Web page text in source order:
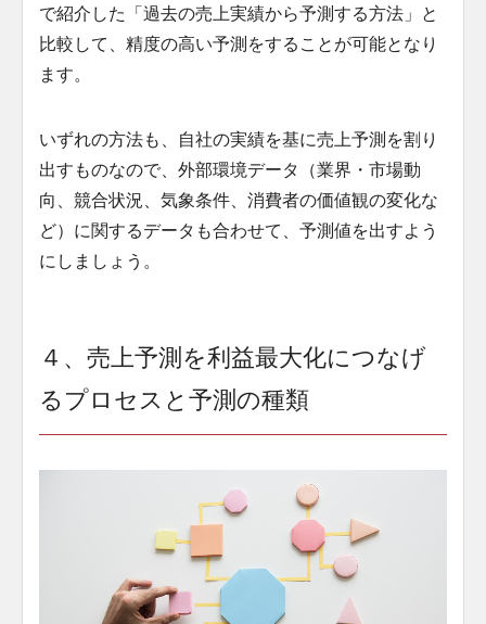
で紹介した「過去の売上実績から予測する方法」と
比較して、精度の高い予測をすることが可能となり
ます。
いずれの方法も、自社の実績を基に売上予測を割り
出すものなので、外部環境データ（業界・市場動
向、競合状況、気象条件、消費者の価値観の変化な
ど）に関するデータも合わせて、予測値を出すよう
にしましょう。
４、売上予測を利益最大化につなげ
るプロセスと予測の種類